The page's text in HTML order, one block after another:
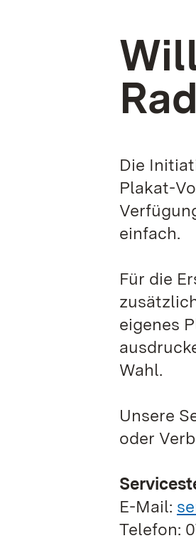
Die
Plakat-
einfach.
Für die
eigenes
Wahl.
Unsere
oder
E-Mail:
Telefon: